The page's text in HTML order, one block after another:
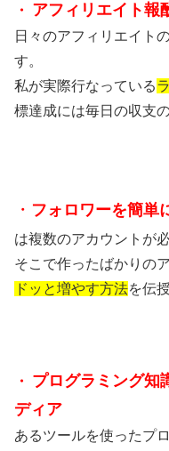
・ アフィリエイト報
日々のアフィリエイト
す。
私が実際行なっている
標達成には毎日の収支
・ フォロワーを簡単
は複数のアカウントが
そこで作ったばかりの
ドッと増やす方法を伝
・
プログラミング知
ディア
あるツールを使ったプ